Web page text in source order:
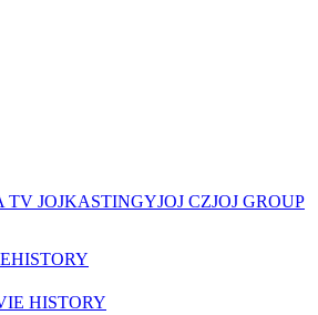
TV JOJKASTINGYJOJ CZJOJ GROUP
HISTORY
HISTORY